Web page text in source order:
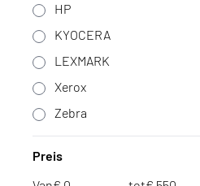
HP
KYOCERA
LEXMARK
Xerox
Zebra
Preis
Epson WF-C5xxx Ink
Op voorraad · C13T945240
80,-
66,12 excl. BTW